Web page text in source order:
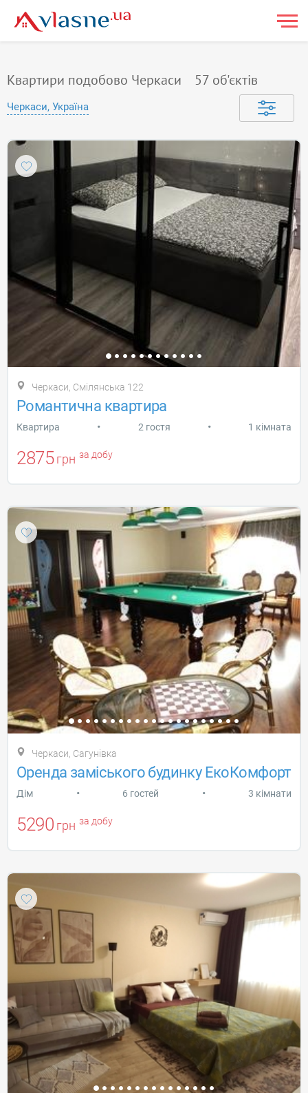
Квартири подобово Черкаси 57 об'єктів
Черкаси, Україна
Черкаси, Смілянська 122
Романтична квартира
Квартира • 2 гостя • 1 кімната
2875 грн за добу
Черкаси, Сагунівка
Оренда заміського будинку ЕкоКомфорт
Дiм • 6 гостей • 3 кімнати
5290 грн за добу